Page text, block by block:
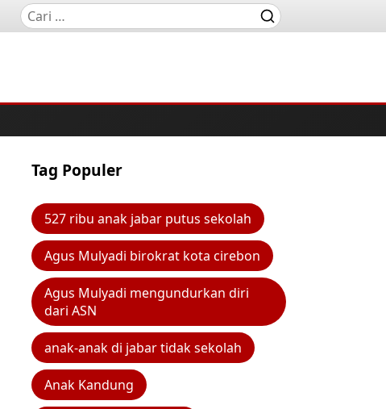
Tag Populer
527 ribu anak jabar putus sekolah
Agus Mulyadi birokrat kota cirebon
Agus Mulyadi mengundurkan diri
dari ASN
anak-anak di jabar tidak sekolah
Anak Kandung